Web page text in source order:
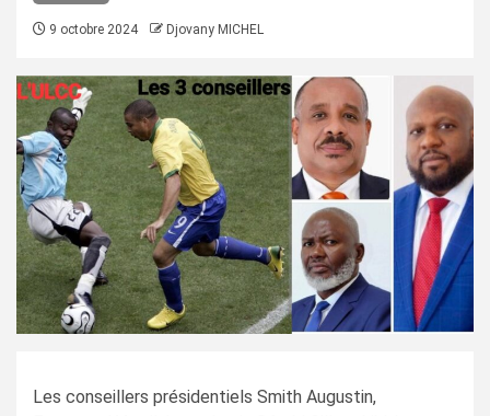
9 octobre 2024 Djovany MICHEL
Les conseillers présidentiels Smith Augustin,